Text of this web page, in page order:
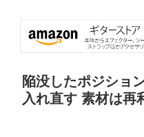
陥没したポジショ
入れ直す 素材は再